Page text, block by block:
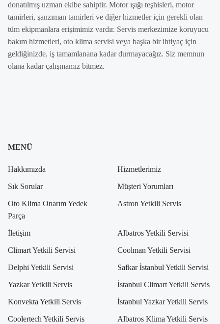
donatılmış uzman ekibe sahiptir. Motor ışığı teşhisleri, motor
tamirleri, şanzıman tamirleri ve diğer hizmetler için gerekli olan
tüm ekipmanlara erişimimiz vardır. Servis merkezimize koruyucu
bakım hizmetleri, oto klima servisi veya başka bir ihtiyaç için
geldiğinizde, iş tamamlanana kadar durmayacağız. Siz memnun
olana kadar çalışmamız bitmez.
MENÜ
Hakkımızda Hizmetlerimiz
Sık Sorular Müşteri Yorumları
Oto Klima Onarım Yedek
Parça
Astron Yetkili Servis
İletişim Albatros Yetkili Servisi
Climart Yetkili Servisi Coolman Yetkili Servisi
Delphi Yetkili Servisi Safkar İstanbul Yetkili Servisi
Yazkar Yetkili Servis İstanbul Climart Yetkili Servis
Konvekta Yetkili Servis İstanbul Yazkar Yetkili Servis
Coolertech Yetkili Servis Albatros Klima Yetkili Servis